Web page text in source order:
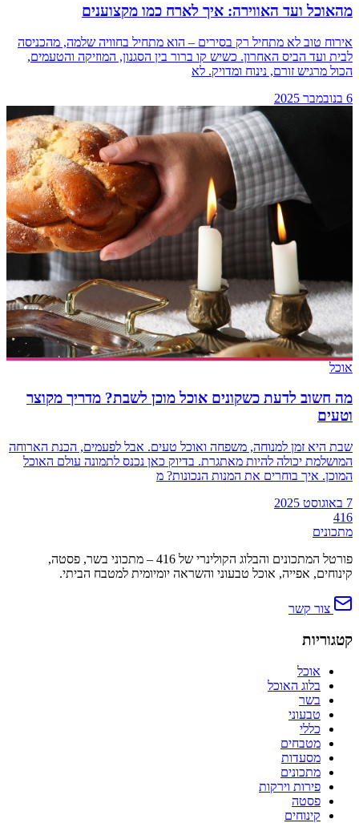
מהאוכל ועד האווירה: איך לארח כמו מקצוענים
אירוח טוב לא מתחיל רק בסירים – הוא מתחיל בחוויה שלמה, מהכניסה
לבית ועד הביס האחרון. כשיש קו ברור בין הסגנון, המוזיקה והטעמים,
הכול מרגיש זורם, נינוח ומדויק. לא
6 בנובמבר 2025
אוכל
מה חשוב לדעת כשקונים אוכל מוכן לשבת? מדריך מקוצר
וטעים
שבת היא זמן למנוחה, משפחה ואוכל טעים. אבל לפעמים, הכנת הארוחה
המושלמת יכולה להיות מאתגרת. בדיוק כאן נכנס לתמונה עולם האוכל
המוכן. איך בוחרים את המנות הנכונות? מ
7 באוגוסט 2025
416
מתכונים
פורטל המתכונים והבלוג הקולינרי של 416 – מתכוני בשר, פסטה,
קינוחים, אפייה, אוכל טבעוני והשראה יומיומית למטבח הביתי.
צור קשר
קטגוריות
אוכל
בלוג האוכל
בשר
טבעוני
כללי
מטבחים
מסעדות
מתכונים
פירות וירקות
פסטה
קינוחים